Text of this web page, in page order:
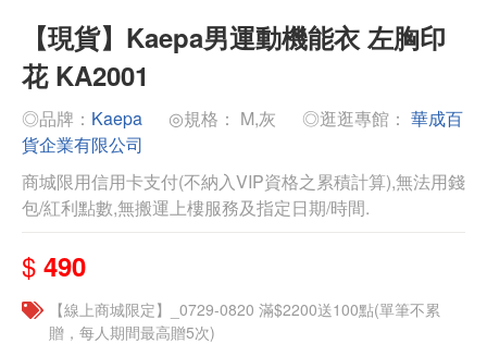
【現貨】Kaepa男運動機能衣 左胸印
花 KA2001
◎品牌： Kaepa ◎規格： M,灰 ◎逛逛專館： 華成百
貨企業有限公司
商城限用信用卡支付(不納入VIP資格之累積計算),無法用錢
包/紅利點數,無搬運上樓服務及指定日期/時間.
$ 490
【線上商城限定】_0729-0820 滿$2200送100點(單筆不累
贈，每人期間最高贈5次)